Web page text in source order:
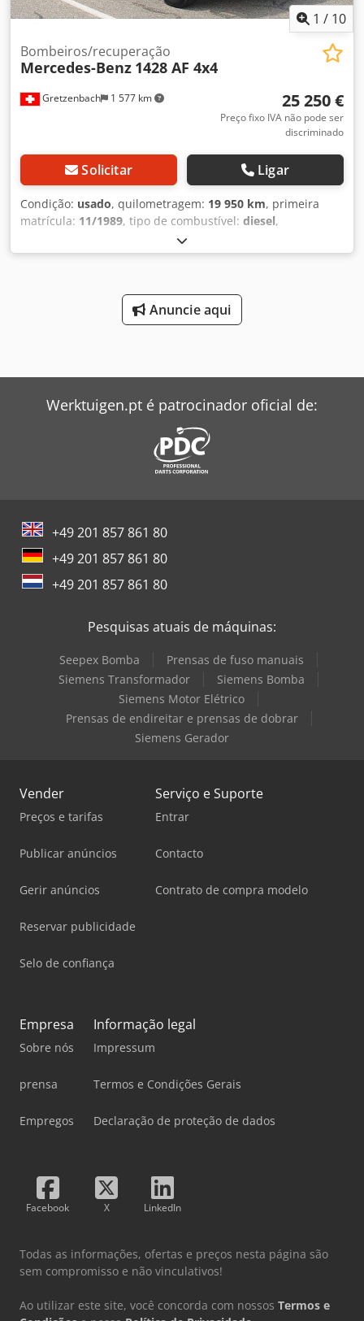
1 / 10
Gretzenbach 1 577 km
Bombeiros/recuperação
Mercedes-Benz 1428 AF 4x4
25 250 €
Preço fixo IVA não pode ser
discriminado
Solicitar Ligar
Condição: usado, quilometragem: 19 950 km, primeira
matrícula: 11/1989, tipo de combustível: diesel,
, tipo de engrenagem:
Ano de fabrico:1989, Equipamento:tração integral,
litros Bomba: Metz com 2.800 l/min Equipamento
adicional: Ataque rápido à direita com mangueira de 50
275/70 R22.5
Anuncie aqui
Werktuigen.pt é patrocinador oficial de:
+49 201 857 861 80
+49 201 857 861 80
+49 201 857 861 80
Pesquisas atuais de máquinas:
Seepex Bomba
Prensas de fuso manuais
Siemens Transformador
Siemens Bomba
Siemens Motor Elétrico
Prensas de endireitar e prensas de dobrar
Siemens Gerador
Vender
Preços e tarifas
Publicar anúncios
Gerir anúncios
Reservar publicidade
Selo de confiança
Serviço e Suporte
Entrar
Contacto
Contrato de compra modelo
Empresa
Sobre nós
prensa
Empregos
Informação legal
Impressum
Termos e Condições Gerais
Declaração de proteção de dados
Facebook X LinkedIn
Todas as informações, ofertas e preços nesta página são
sem compromisso e não vinculativos!
Ao utilizar este site, você concorda com nossos Termos e